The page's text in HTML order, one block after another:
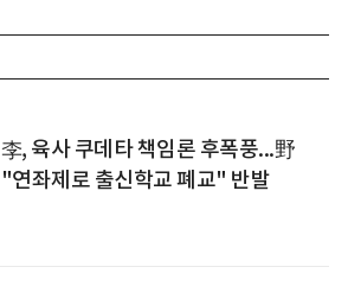
李, 육사 쿠데타 책임론 후폭풍...野
"연좌제로 출신학교 폐교" 반발